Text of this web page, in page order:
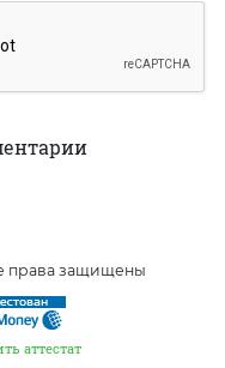
права защищены
аттестат